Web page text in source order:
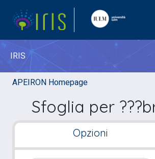
IRIS
APEIRON Homepage
Sfoglia per
Opzioni